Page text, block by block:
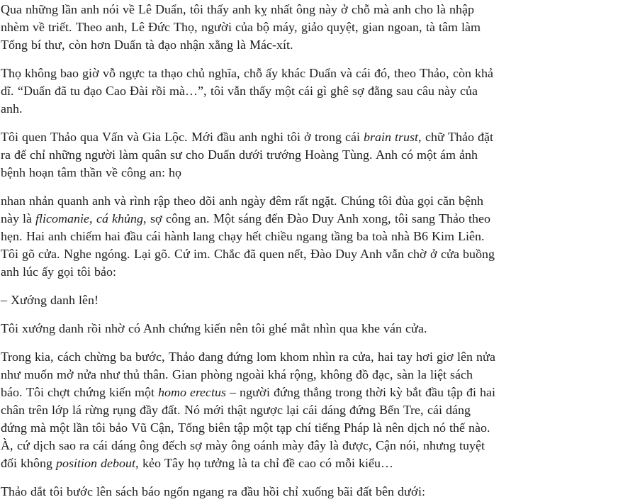
Qua những lần anh nói về Lê Duẩn, tôi thấy anh kỵ nhất ông này ở chỗ mà anh cho là nhập
nhèm về triết. Theo anh, Lê Đức Thọ, người của bộ máy, giảo quyệt, gian ngoan, tà tâm làm
Tổng bí thư, còn hơn Duẩn tà đạo nhận xằng là Mác-xít.
Thọ không bao giờ vỗ ngực ta thạo chủ nghĩa, chỗ ấy khác Duẩn và cái đó, theo Thảo, còn khả
dĩ. “Duẩn đã tu đạo Cao Đài rồi mà…”, tôi vẫn thấy một cái gì ghê sợ đằng sau câu này của
anh.
Tôi quen Thảo qua Vấn và Gia Lộc. Mới đầu anh nghi tôi ở trong cái brain trust, chữ Thảo đặt
ra để chỉ những người làm quân sư cho Duẩn dưới trướng Hoàng Tùng. Anh có một ám ảnh
bệnh hoạn tâm thần về công an: họ
nhan nhản quanh anh và rình rập theo dõi anh ngày đêm rất ngặt. Chúng tôi đùa gọi căn bệnh
này là flicomanie, cá khủng, sợ công an. Một sáng đến Đào Duy Anh xong, tôi sang Thảo theo
hẹn. Hai anh chiếm hai đầu cái hành lang chạy hết chiều ngang tầng ba toà nhà B6 Kim Liên.
Tôi gõ cửa. Nghe ngóng. Lại gõ. Cứ im. Chắc đã quen nết, Đào Duy Anh vẫn chờ ở cửa buồng
anh lúc ấy gọi tôi bảo:
– Xướng danh lên!
Tôi xướng danh rồi nhờ có Anh chứng kiến nên tôi ghé mắt nhìn qua khe ván cửa.
Trong kia, cách chừng ba bước, Thảo đang đứng lom khom nhìn ra cửa, hai tay hơi giơ lên nửa
như muốn mở nửa như thủ thân. Gian phòng ngoài khá rộng, không đồ đạc, sàn la liệt sách
báo. Tôi chợt chứng kiến một homo erectus – người đứng thẳng trong thời kỳ bắt đầu tập đi hai
chân trên lớp lá rừng rụng đầy đất. Nó mới thật ngược lại cái dáng đứng Bến Tre, cái dáng
đứng mà một lần tôi bảo Vũ Cận, Tổng biên tập một tạp chí tiếng Pháp là nên dịch nó thế nào.
À, cứ dịch sao ra cái dáng ông đếch sợ mày ông oánh mày đây là được, Cận nói, nhưng tuyệt
đối không position debout, kẻo Tây họ tưởng là ta chỉ đề cao có mỗi kiểu…
Thảo dắt tôi bước lên sách báo ngổn ngang ra đầu hồi chỉ xuống bãi đất bên dưới: